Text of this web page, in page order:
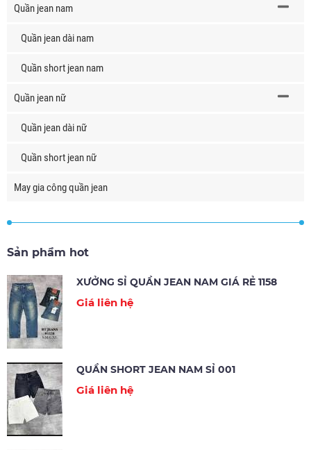
Quần jean nam
Quần jean dài nam
Quần short jean nam
Quần jean nữ
Quần jean dài nữ
Quần short jean nữ
May gia công quần jean
Sản phẩm hot
XƯỞNG SỈ QUẦN JEAN NAM GIÁ RẺ 1158
Giá liên hệ
QUẦN SHORT JEAN NAM SỈ 001
Giá liên hệ